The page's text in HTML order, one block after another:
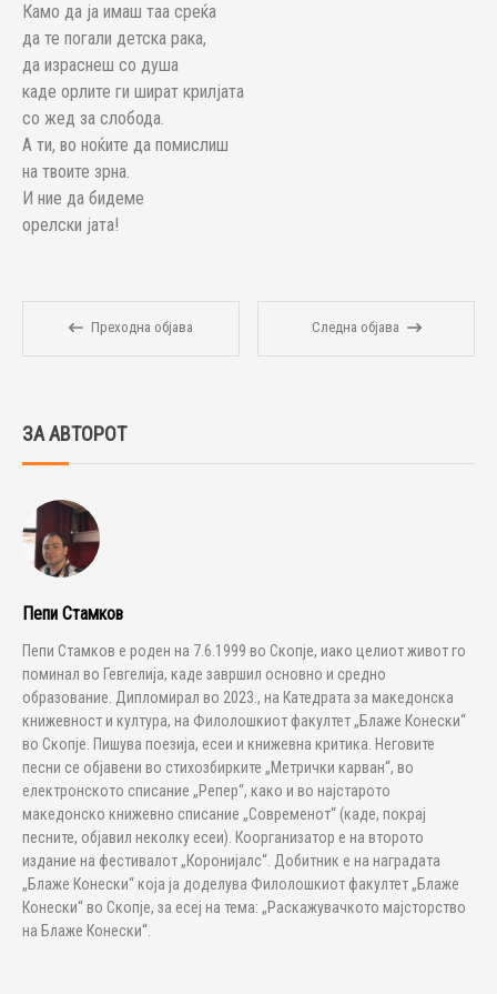
Камо да ја имаш таа среќа
да те погали детска рака,
да израснеш со душа
каде орлите ги шират крилјата
со жед за слобода.
А ти, во ноќите да помислиш
на твоите зрна.
И ние да бидеме
орелски јата!
Преходна објава Следна објава
ЗА АВТОРОТ
Пепи Стамков
Пепи Стамков е роден на 7.6.1999 во Скопје, иако целиот живот го
поминал во Гевгелија, каде завршил основно и средно
образование. Дипломирал во 2023., на Катедрата за македонска
книжевност и култура, на Филолошкиот факултет „Блаже Конески“
во Скопје. Пишува поезија, есеи и книжевна критика. Неговите
песни се објавени во стихозбирките „Метрички карван“, во
електронското списание „Репер“, како и во најстарото
македонско книжевно списание „Современот“ (каде, покрај
песните, објавил неколку есеи). Коорганизатор е на второто
издание на фестивалот „Коронијалс“. Добитник е на наградата
„Блаже Конески“ која ја доделува Филолошкиот факултет „Блаже
Конески“ во Скопје, за есеј на тема: „Раскажувачкото мајсторство
на Блаже Конески“.